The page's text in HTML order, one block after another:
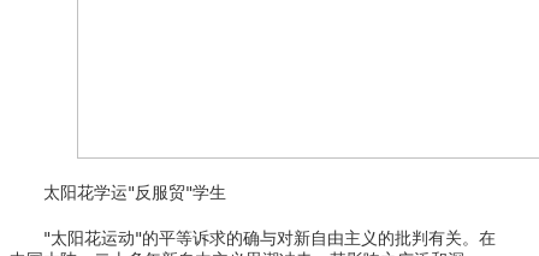
太阳花学运"反服贸"学生
"太阳花运动"的平等诉求的确与对新自由主义的批判有关。在